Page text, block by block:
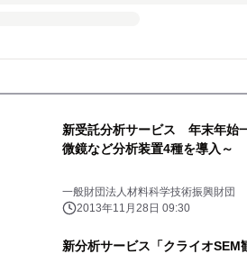
新受託分析サービス 年末年始
微鏡など分析装置4種を導入～
一般財団法人材料科学技術振興財団
2013年11月28日 09:30
新分析サービス「クライオ